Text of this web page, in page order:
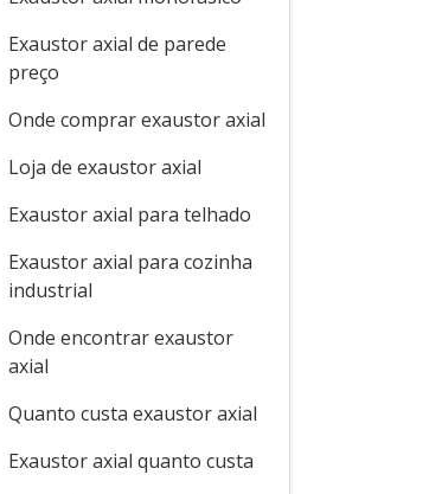
Exaustor axial de parede
preço
Onde comprar exaustor axial
Loja de exaustor axial
Exaustor axial para telhado
Exaustor axial para cozinha
industrial
Onde encontrar exaustor
axial
Quanto custa exaustor axial
Exaustor axial quanto custa